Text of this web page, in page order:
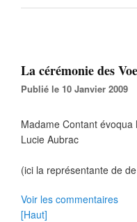
La cérémonie des
Publié le 10 Janvier 2009
Madame Contant
Lucie Aubrac
(ici la représentante de
Voir les commentaires
[Haut]